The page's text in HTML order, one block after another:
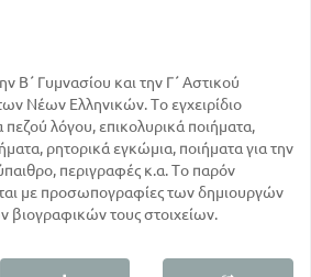
Β΄ Γυμνασίου και την Γ΄ Αστικού
Νέων Ελληνικών. Το εγχειρίδιο
πεζού λόγου, επικολυρικά ποιήματα,
ρητορικά εγκώμια, ποιήματα για την
περιγραφές κ.α. Το παρόν
με προσωπογραφίες των δημιουργών
βιογραφικών τους στοιχείων.